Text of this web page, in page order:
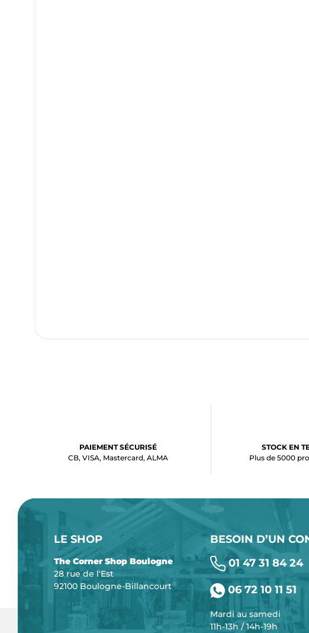
PAIEMENT SÉCURISÉ
CB, VISA, Mastercard, ALMA
STOCK EN
Plus de 5000
LE SHOP
The Corner Shop Boulogne
28 rue de l'Est
92100 Boulogne-Billancourt
BESOIN D’UN
01 47 31 84 24
06 72 10 11 51
Mardi au samedi
11h-13h / 14h-19h